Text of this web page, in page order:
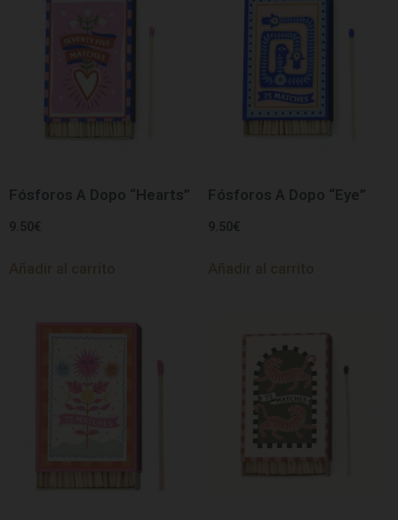
Fósforos A Dopo “Hearts”
9.50€
Fósforos A Dopo “Eye”
9.50€